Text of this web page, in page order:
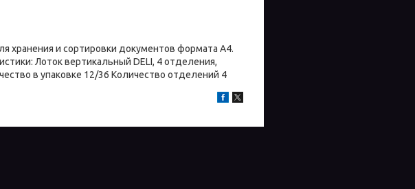
хранения и сортировки документов формата А4.
Лоток вертикальный DELI, 4 отделения,
в упаковке 12/36 Количество отделений 4